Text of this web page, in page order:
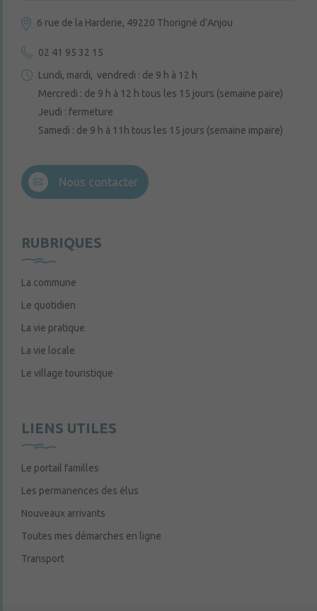
6 rue de la Harderie, 49220 Thorigné d’Anjou
02 41 95 32 15
Lundi, mardi, vendredi : de 9 h à 12 h
Mercredi : de 9 h à 12 h tous les 15 jours (semaine paire)
Jeudi : fermeture
Samedi : de 9 h à 11h tous les 15 jours (semaine impaire)
Nous contacter
RUBRIQUES
La commune
Le quotidien
La vie pratique
La vie locale
Le village touristique
LIENS UTILES
Le portail familles
Les permanences des élus
Nouveaux arrivants
Toutes mes démarches en ligne
Transport